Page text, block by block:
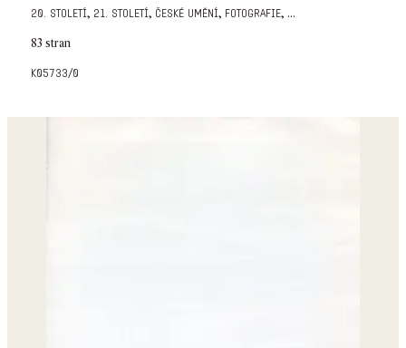
20. století, 21. století, české umění, fotografie, ...
83 stran
k05733/0